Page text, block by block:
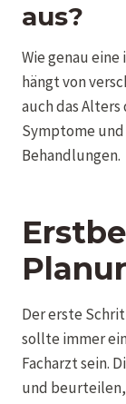
aus?
Wie genau
hängt von
auch das
Symptome
Behandlungen.
Der erste
sollte immer
Facharzt sein.
und beurteilen,